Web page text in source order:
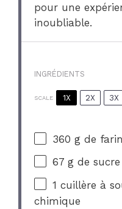
pour une
inoubliable.
INGRÉDIENTS
SCALE 1X 2X 3X
360 g de
67 g de
1 cuillère à
chimique